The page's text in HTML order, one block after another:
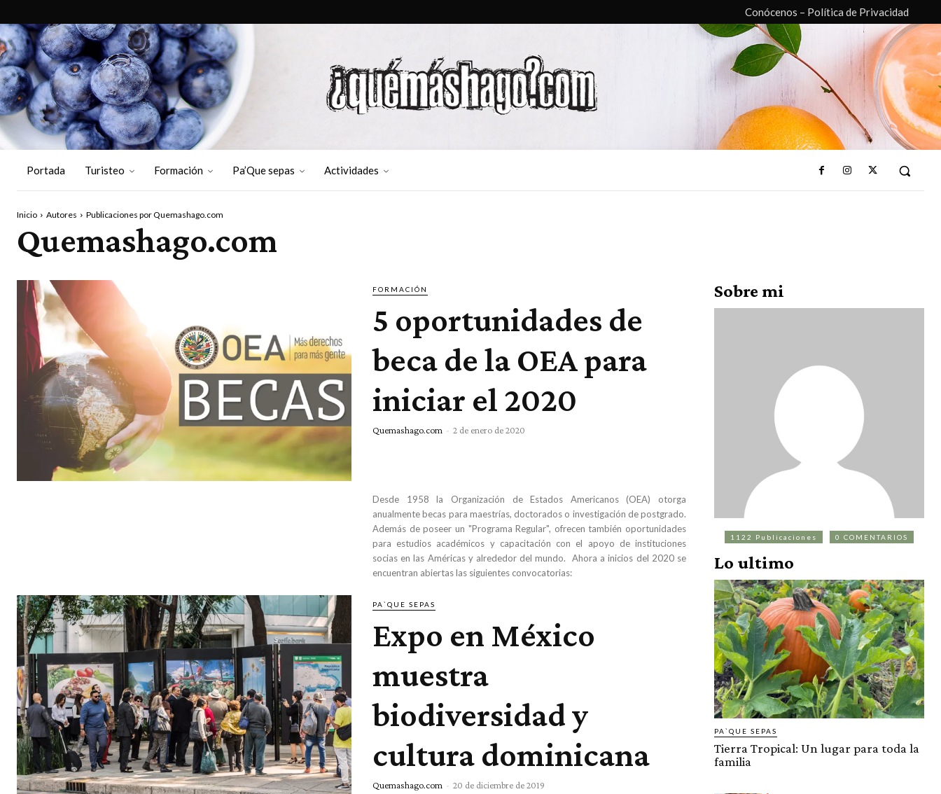
Conócenos – Política de Privacidad
Portada Turisteo Formación Pa’Que sepas Actividades
Inicio Autores Publicaciones por Quemashago.com
Quemashago.com
FORMACIÓN
5 oportunidades de
beca de la OEA para
iniciar el 2020
Quemashago.com - 2 de enero de 2020
Desde 1958 la Organización de Estados Americanos (OEA) otorga
anualmente becas para maestrías, doctorados o investigación de postgrado.
Además de poseer un "Programa Regular", ofrecen también oportunidades
para estudios académicos y capacitación con el apoyo de instituciones
socias en las Américas y alrededor del mundo. Ahora a inicios del 2020 se
encuentran abiertas las siguientes convocatorias:
PA`QUE SEPAS
Expo en México
muestra
biodiversidad y
cultura dominicana
Quemashago.com - 20 de diciembre de 2019
Sobre mi
1122 Publicaciones 0 COMENTARIOS
Lo ultimo
PA`QUE SEPAS
Tierra Tropical: Un lugar para toda la
familia